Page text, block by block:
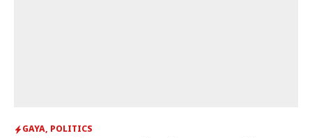
GAYA, POLITICS